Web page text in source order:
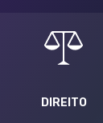
DIREITO